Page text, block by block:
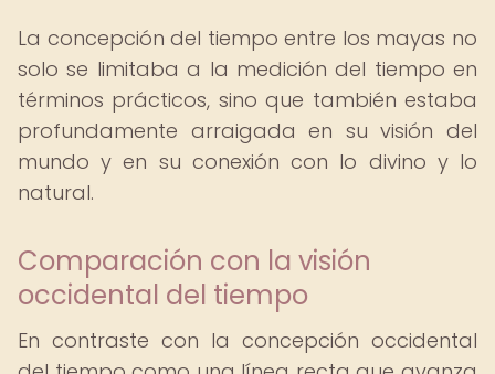
La concepción del tiempo entre los mayas no
solo se limitaba a la medición del tiempo en
términos prácticos, sino que también estaba
profundamente arraigada en su visión del
mundo y en su conexión con lo divino y lo
natural.
Comparación con la visión
occidental del tiempo
En contraste con la concepción occidental